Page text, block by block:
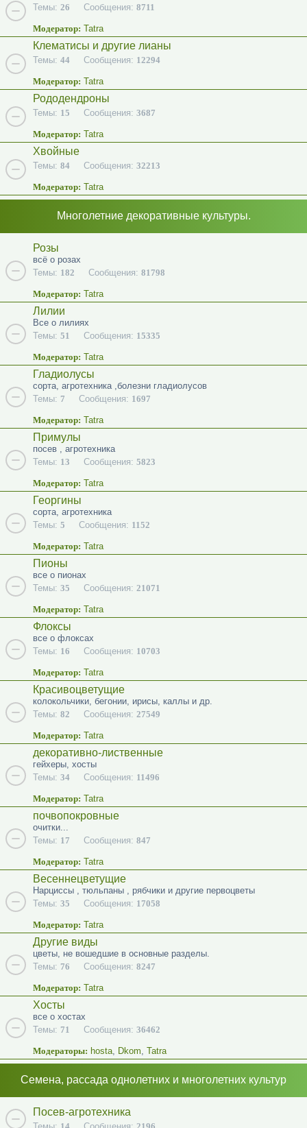
Темы: 26 Сообщения: 8711
Модератор: Tatra
Клематисы и другие лианы
Темы: 44 Сообщения: 12294
Модератор: Tatra
Рододендроны
Темы: 15 Сообщения: 3687
Модератор: Tatra
Хвойные
Темы: 84 Сообщения: 32213
Модератор: Tatra
Многолетние декоративные культуры.
Розы
всё о розах
Темы: 182 Сообщения: 81798
Модератор: Tatra
Лилии
Все о лилиях
Темы: 51 Сообщения: 15335
Модератор: Tatra
Гладиолусы
сорта, агротехника ,болезни гладиолусов
Темы: 7 Сообщения: 1697
Модератор: Tatra
Примулы
посев , агротехника
Темы: 13 Сообщения: 5823
Модератор: Tatra
Георгины
сорта, агротехника
Темы: 5 Сообщения: 1152
Модератор: Tatra
Пионы
все о пионах
Темы: 35 Сообщения: 21071
Модератор: Tatra
Флоксы
все о флоксах
Темы: 16 Сообщения: 10703
Модератор: Tatra
Красивоцветущие
колокольчики, бегонии, ирисы, каллы и др.
Темы: 82 Сообщения: 27549
Модератор: Tatra
декоративно-лиственные
гейхеры, хосты
Темы: 34 Сообщения: 11496
Модератор: Tatra
почвопокровные
очитки...
Темы: 17 Сообщения: 847
Модератор: Tatra
Весеннецветущие
Нарциссы , тюльпаны , рябчики и другие первоцветы
Темы: 35 Сообщения: 17058
Модератор: Tatra
Другие виды
цветы, не вошедшие в основные разделы.
Темы: 76 Сообщения: 8247
Модератор: Tatra
Хосты
все о хостах
Темы: 71 Сообщения: 36462
Модераторы: hosta, Dkom, Tatra
Семена, рассада однолетних и многолетних культур
Посев-агротехника